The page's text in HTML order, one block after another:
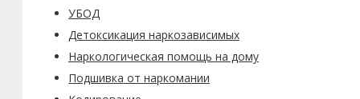
УБОД
Детоксикация наркозависимых
Наркологическая помощь на дому
Подшивка от наркомании